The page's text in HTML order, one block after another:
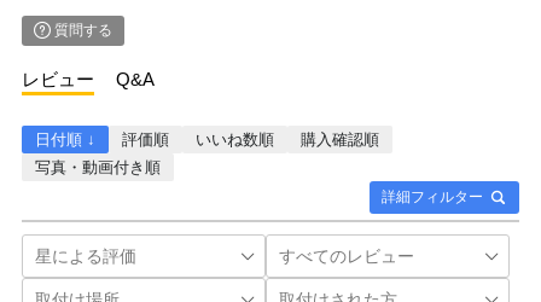
質問する
レビュー Q&A
詳細フィルター
日付順 ↓ 評価順 いいね数順
購入確認順
写真・動画付き順